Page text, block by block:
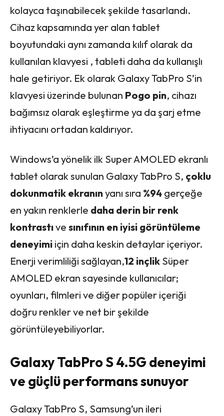
kolayca taşınabilecek şekilde tasarlandı.
Cihaz kapsamında yer alan tablet
boyutundaki aynı zamanda kılıf olarak da
kullanılan klavyesi , tableti daha da kullanışlı
hale getiriyor. Ek olarak Galaxy TabPro S’in
klavyesi üzerinde bulunan Pogo pin, cihazı
bağımsız olarak eşleştirme ya da şarj etme
ihtiyacını ortadan kaldırıyor.
Windows’a yönelik ilk Super AMOLED ekranlı
tablet olarak sunulan Galaxy TabPro S, çoklu
dokunmatik ekranınyanı sıra %94 gerçeğe
en yakın renklerle daha derin bir renk
kontrastıve sınıfının en iyisi görüntüleme
deneyimi için daha keskin detaylar içeriyor.
Enerji verimliliği sağlayan,12 inçlik Süper
AMOLED ekran sayesinde kullanıcılar;
oyunları, filmleri ve diğer popüler içeriği
doğru renkler ve net bir şekilde
görüntüleyebiliyorlar.
Galaxy TabPro S 4.5G deneyimi
ve güçlü performans sunuyor
Galaxy TabPro S, Samsung’un ileri